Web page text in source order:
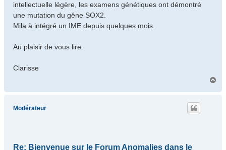
intellectuelle légère, les examens génétiques ont démontré
une mutation du gêne SOX2.
Mila à intégré un IME depuis quelques mois.
Au plaisir de vous lire.
Clarisse
Modérateur
Re: Bienvenue sur le Forum Anomalies dans le